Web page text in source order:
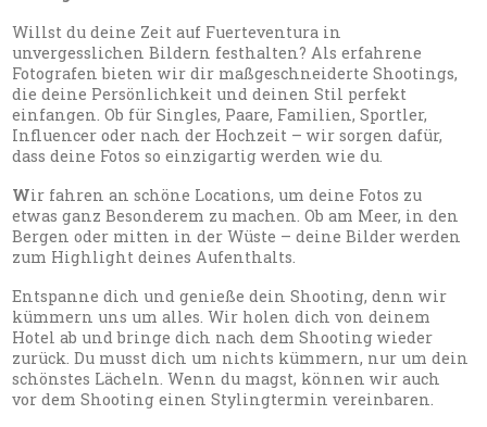
Willst du deine Zeit auf Fuerteventura in
unvergesslichen Bildern festhalten? Als erfahrene
Fotografen bieten wir dir maßgeschneiderte Shootings,
die deine Persönlichkeit und deinen Stil perfekt
einfangen. Ob für Singles, Paare, Familien, Sportler,
Influencer oder nach der Hochzeit – wir sorgen dafür,
dass deine Fotos so einzigartig werden wie du.
Wir fahren an schöne Locations, um deine Fotos zu
etwas ganz Besonderem zu machen. Ob am Meer, in den
Bergen oder mitten in der Wüste – deine Bilder werden
zum Highlight deines Aufenthalts.
Entspanne dich und genieße dein Shooting, denn wir
kümmern uns um alles. Wir holen dich von deinem
Hotel ab und bringe dich nach dem Shooting wieder
zurück. Du musst dich um nichts kümmern, nur um dein
schönstes Lächeln. Wenn du magst, können wir auch
vor dem Shooting einen Stylingtermin vereinbaren.